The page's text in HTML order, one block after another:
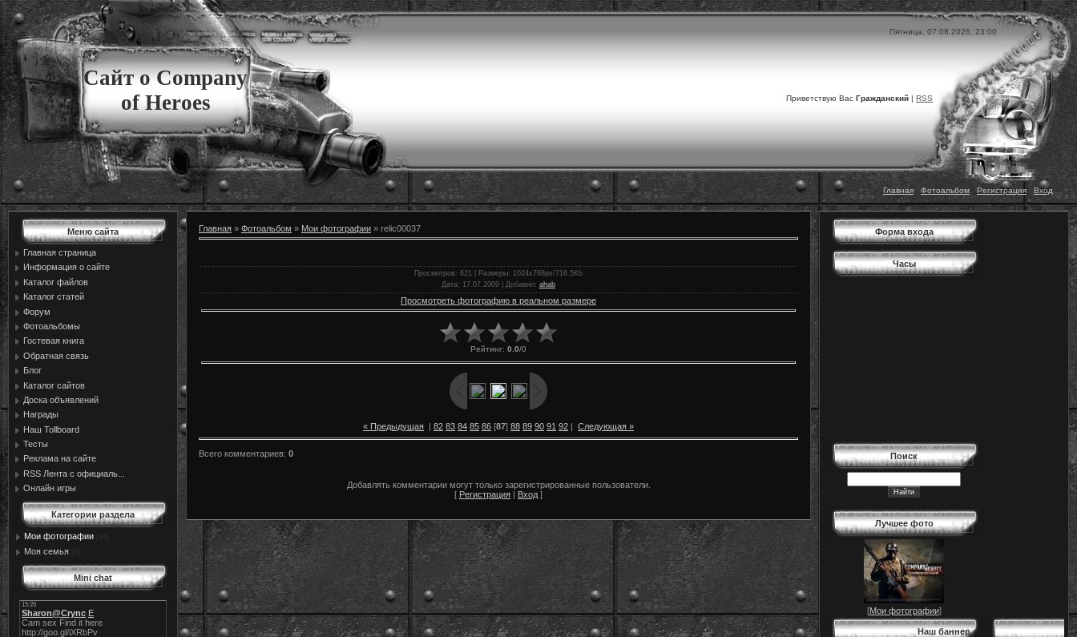
Пятница, 07.08.2026, 23:00
Сайт о Company
of Heroes
Приветствую Вас Гражданский | RSS
Главная Фотоальбом Регистрация Вход
Меню сайта
Главная страница
Информация о сайте
Каталог файлов
Каталог статей
Форум
Фотоальбомы
Гостевая книга
Обратная связь
Блог
Каталог сайтов
Доска объявлений
Награды
Наш Tollboard
Тесты
Реклама на сайте
RSS Лента с официаль...
Онлайн игры
Категории раздела
Мои фотографии
Моя семья
Mini chat
Главная » Фотоальбом » Мои фотографии » relic00037
Просмотров: 621 | Размеры: 1024x768px/716.5Kb
Дата: 17.07.2009 | Добавил: ahab
Просмотреть фотографию в реальном размере
Рейтинг: 0.0/0
« Предыдущая | 82 83 84 85 86 [87] 88 89 90 91 92 | Следующая »
Всего комментариев: 0
Добавлять комментарии могут только зарегистрированные пользователи.
[ Регистрация Вход ]
Форма входа
Часы
Поиск
Лучшее фото
[Мои фотографии]
Наш баннер